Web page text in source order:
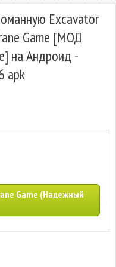
Excavator
Game [МОД
на Андроид -
apk
Game (Надежный